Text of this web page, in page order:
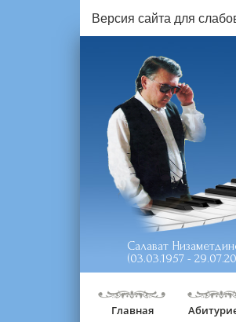
Версия сайта для
Салават
(03.03.1957 -
Главная